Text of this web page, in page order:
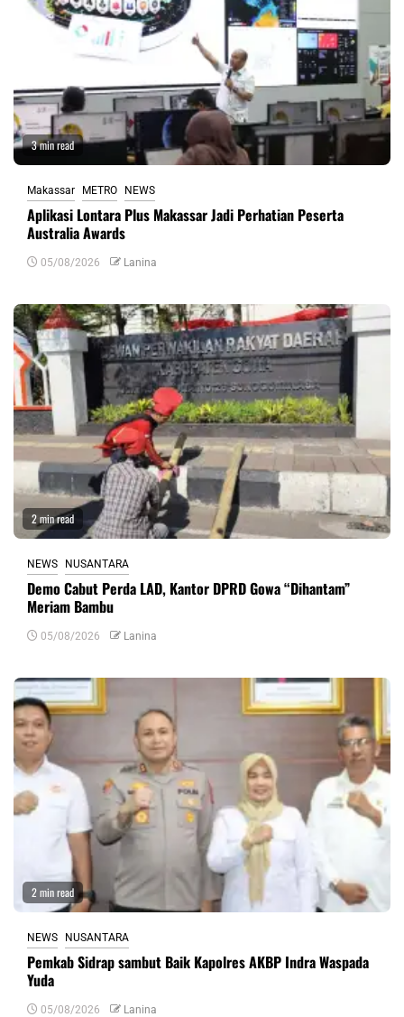
3 min read
Makassar METRO NEWS
Aplikasi Lontara Plus Makassar Jadi Perhatian Peserta
Australia Awards
05/08/2026 Lanina
2 min read
NEWS NUSANTARA
Demo Cabut Perda LAD, Kantor DPRD Gowa “Dihantam”
Meriam Bambu
05/08/2026 Lanina
2 min read
NEWS NUSANTARA
Pemkab Sidrap sambut Baik Kapolres AKBP Indra Waspada
Yuda
05/08/2026 Lanina